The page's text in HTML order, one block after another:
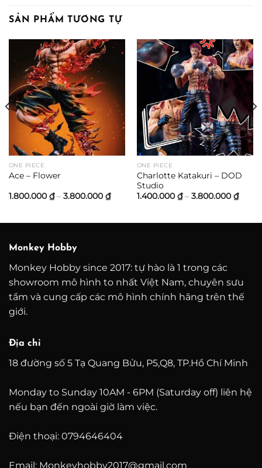
SẢN PHẨM TƯƠNG TỰ
ONE PIECE
Ace – Flower
1.800.000 ₫ – 3.800.000 ₫Khoảng
giá:
đến
ONE PIECE
Charlotte Katakuri – DOD
Studio
1.400.000 ₫ – 3.800.000 ₫
giá:
đến
Monkey Hobby
Monkey Hobby since 2017: tự hào là 1 trong các
showroom mô hình to nhất Việt Nam, chuyên sưu
tầm và cung cấp các mô hình chính hãng trên thế
giới.
Địa chỉ
18 đường số 5 Tạ Quang Bửu, P5,Q8, TP.Hồ Chí Minh
Monday to Sunday 10AM - 6PM (Saturday off) liên hệ
nếu bạn đến ngoài giờ làm việc.
Điện thoại: 0794646404
Email: Monkeyhobby2017@gmail.com